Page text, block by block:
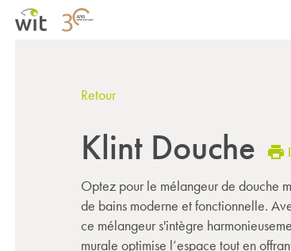
Retour
Klint Douche
Optez pour le mélangeur de douche
de bains moderne et fonctionnelle.
ce mélangeur s'intègre
murale optimise l’espace tout en